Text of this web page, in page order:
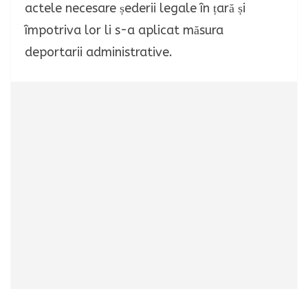
actele necesare șederii legale în țară și
împotriva lor li s-a aplicat măsura
deportarii administrative.